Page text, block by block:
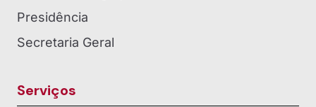
Presidência
Secretaria Geral
Serviços